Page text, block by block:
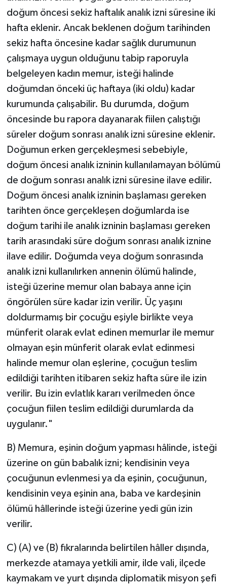
doğum öncesi sekiz haftalık analık izni süresine iki
hafta eklenir. Ancak beklenen doğum tarihinden
sekiz hafta öncesine kadar sağlık durumunun
çalışmaya uygun olduğunu tabip raporuyla
belgeleyen kadın memur, isteği halinde
doğumdan önceki üç haftaya (iki oldu) kadar
kurumunda çalışabilir. Bu durumda, doğum
öncesinde bu rapora dayanarak fiilen çalıştığı
süreler doğum sonrası analık izni süresine eklenir.
Doğumun erken gerçekleşmesi sebebiyle,
doğum öncesi analık izninin kullanılamayan bölümü
de doğum sonrası analık izni süresine ilave edilir.
Doğum öncesi analık izninin başlaması gereken
tarihten önce gerçekleşen doğumlarda ise
doğum tarihi ile analık izninin başlaması gereken
tarih arasındaki süre doğum sonrası analık iznine
ilave edilir. Doğumda veya doğum sonrasında
analık izni kullanılırken annenin ölümü halinde,
isteği üzerine memur olan babaya anne için
öngörülen süre kadar izin verilir. Üç yaşını
doldurmamış bir çocuğu eşiyle birlikte veya
münferit olarak evlat edinen memurlar ile memur
olmayan eşin münferit olarak evlat edinmesi
halinde memur olan eşlerine, çocuğun teslim
edildiği tarihten itibaren sekiz hafta süre ile izin
verilir. Bu izin evlatlık kararı verilmeden önce
çocuğun fiilen teslim edildiği durumlarda da
uygulanır."
B) Memura, eşinin doğum yapması hâlinde, isteği
üzerine on gün babalık izni; kendisinin veya
çocuğunun evlenmesi ya da eşinin, çocuğunun,
kendisinin veya eşinin ana, baba ve kardeşinin
ölümü hâllerinde isteği üzerine yedi gün izin
verilir.
C) (A) ve (B) fıkralarında belirtilen hâller dışında,
merkezde atamaya yetkili amir, ilde vali, ilçede
kaymakam ve yurt dışında diplomatik misyon şefi